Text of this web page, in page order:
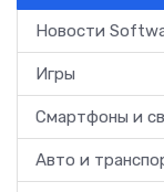
Новости
Игры
Смартфоны и
Авто и